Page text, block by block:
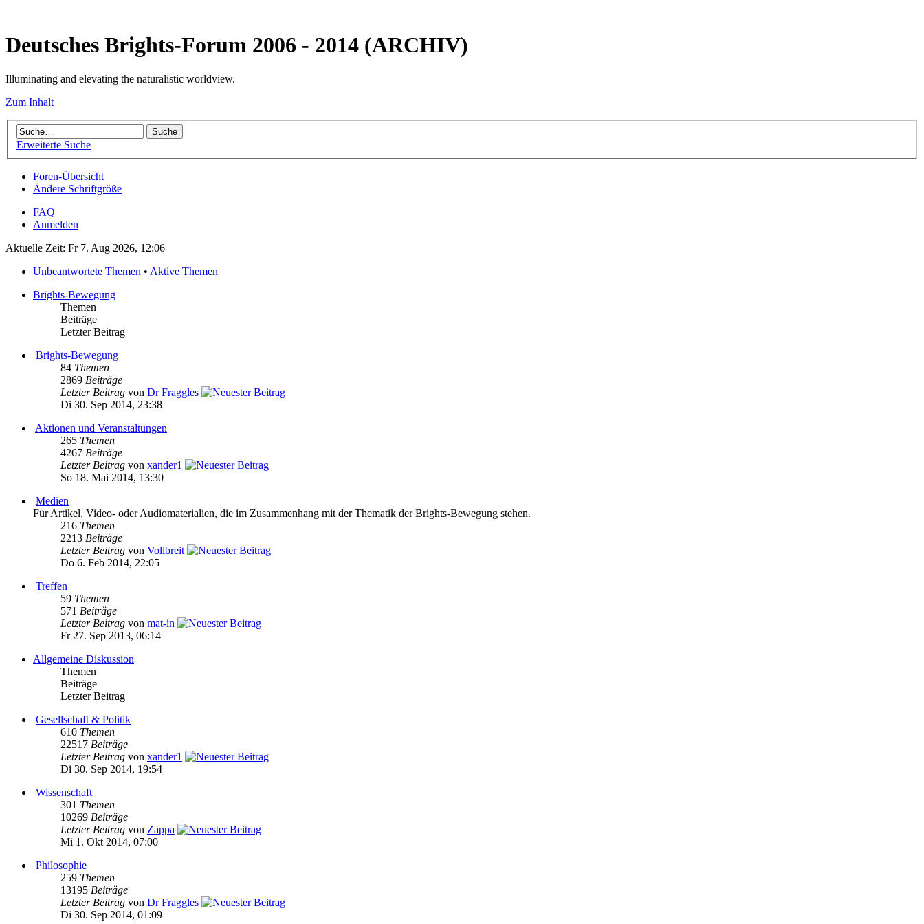
Deutsches Brights-Forum 2006 - 2014 (ARCHIV)
Illuminating and elevating the naturalistic worldview.
Zum Inhalt
Erweiterte Suche
Foren-Übersicht
Ändere Schriftgröße
FAQ
Anmelden
Aktuelle Zeit: Fr 7. Aug 2026, 12:06
Unbeantwortete Themen • Aktive Themen
Brights-Bewegung
Themen
Beiträge
Letzter Beitrag
Brights-Bewegung
84 Themen
2869 Beiträge
Letzter Beitrag von Dr Fraggles
Di 30. Sep 2014, 23:38
Aktionen und Veranstaltungen
265 Themen
4267 Beiträge
Letzter Beitrag von xander1
So 18. Mai 2014, 13:30
Medien
Für Artikel, Video- oder Audiomaterialien, die im Zusammenhang mit der Thematik der Brights-Bewegung stehen.
216 Themen
2213 Beiträge
Letzter Beitrag von Vollbreit
Do 6. Feb 2014, 22:05
Treffen
59 Themen
571 Beiträge
Letzter Beitrag von mat-in
Fr 27. Sep 2013, 06:14
Allgemeine Diskussion
Themen
Beiträge
Letzter Beitrag
Gesellschaft & Politik
610 Themen
22517 Beiträge
Letzter Beitrag von xander1
Di 30. Sep 2014, 19:54
Wissenschaft
301 Themen
10269 Beiträge
Letzter Beitrag von Zappa
Mi 1. Okt 2014, 07:00
Philosophie
259 Themen
13195 Beiträge
Letzter Beitrag von Dr Fraggles
Di 30. Sep 2014, 01:09